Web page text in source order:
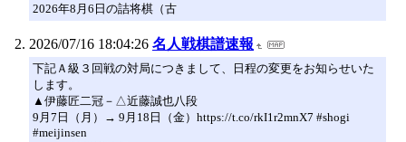
2026年8月6日の詰将棋（古
2026/07/16 18:04:26 名人戦棋譜速報
下記Ａ級３回戦の対局につきまして、日程の変更をお知らせいた
します。
▲伊藤匠二冠－△近藤誠也八段
9月7日（月）→ 9月18日（金）https://t.co/rkI1r2mnX7 #shogi
#meijinsen